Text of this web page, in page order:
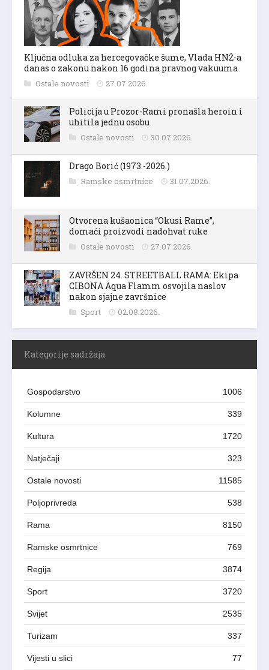
Ključna odluka za hercegovačke šume, Vlada HNŽ-a
danas o zakonu nakon 16 godina pravnog vakuuma
Ostale novosti 27.07.2026.
Policija u Prozor-Rami pronašla heroin i
uhitila jednu osobu
Ostale novosti 30.07.2026.
Drago Borić (1973.-2026.)
Ramske osmrtnice 31.07.2026.
Otvorena kušaonica “Okusi Rame”,
domaći proizvodi nadohvat ruke
Ostale novosti 27.07.2026.
ZAVRŠEN 24. STREETBALL RAMA: Ekipa
CIBONA Aqua Flamm osvojila naslov
nakon sjajne završnice
Sport 02.08.2026.
Kategorije sadržaja
Gospodarstvo 1006
Kolumne 339
Kultura 1720
Natječaji 323
Ostale novosti 11585
Poljoprivreda 538
Rama 8150
Ramske osmrtnice 769
Regija 3874
Sport 3720
Svijet 2535
Turizam 337
Vijesti u slici 77